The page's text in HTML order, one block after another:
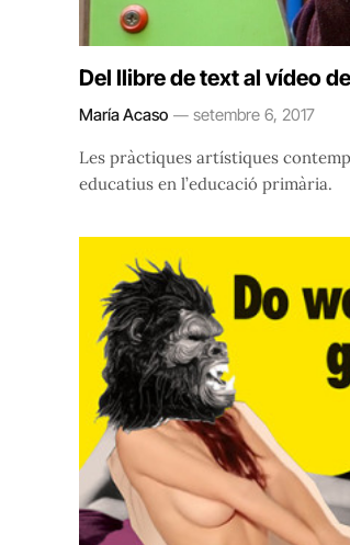
Del llibre de text al vídeo
María Acaso setembre 6, 2017
Les pràctiques artístiques
educatius en l’educació primària.